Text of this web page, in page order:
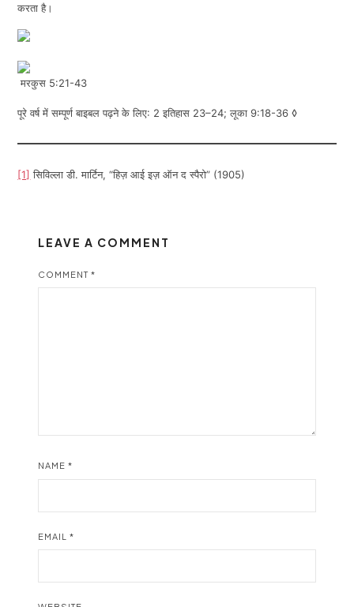
करता है।
मरकुस 5:21-43
पूरे वर्ष में सम्पूर्ण बाइबल पढ़ने के लिए: 2 इतिहास 23–24; लूका 9:18-36 ◊
[1] सिविल्ला डी. मार्टिन, “हिज़ आई इज़ ऑन द स्पैरो” (1905)
LEAVE A COMMENT
COMMENT*
NAME*
EMAIL*